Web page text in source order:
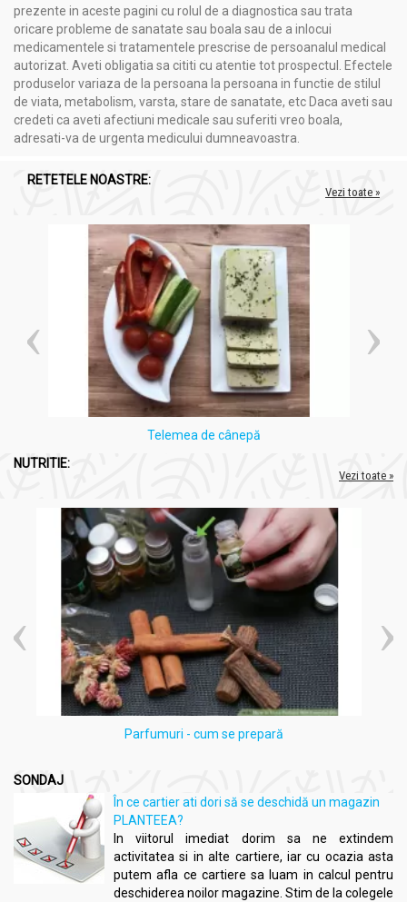
prezente in aceste pagini cu rolul de a diagnostica sau trata
oricare probleme de sanatate sau boala sau de a inlocui
medicamentele si tratamentele prescrise de persoanalul medical
autorizat. Aveti obligatia sa cititi cu atentie tot prospectul. Efectele
produselor variaza de la persoana la persoana in functie de stilul
de viata, metabolism, varsta, stare de sanatate, etc Daca aveti sau
credeti ca aveti afectiuni medicale sau suferiti vreo boala,
adresati-va de urgenta medicului dumneavoastra.
RETETELE NOASTRE:
Vezi toate »
Telemea de cânepă
NUTRITIE:
Vezi toate »
Parfumuri - cum se prepară
SONDAJ
În ce cartier ati dori să se deschidă un magazin
PLANTEEA?
In viitorul imediat dorim sa ne extindem
activitatea si in alte cartiere, iar cu ocazia asta
putem afla ce cartiere sa luam in calcul pentru
deschiderea noilor magazine. Stim de la colegele